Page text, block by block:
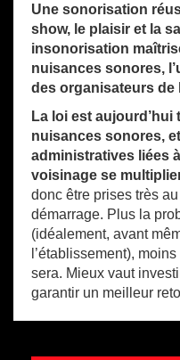
Une sonorisation
show, le plaisir et la
insonorisation
nuisances sonores,
des organisateurs de
La loi est
nuisances sonores,
administratives liées
voisinage se
donc être prises très
démarrage. Plus la
(idéalement, avant
l’établissement),
sera. Mieux vaut
garantir un meilleur